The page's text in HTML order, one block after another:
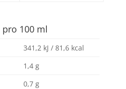
100 ml
341,2 kJ / 81,6 kcal
1,4 g
0,7 g